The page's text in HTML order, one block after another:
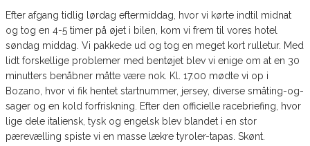
Efter afgang tidlig lørdag eftermiddag, hvor vi kørte indtil midnat
og tog en 4-5 timer på øjet i bilen, kom vi frem til vores hotel
søndag middag. Vi pakkede ud og tog en meget kort rulletur. Med
lidt forskellige problemer med bentøjet blev vi enige om at en 30
minutters benåbner måtte være nok. Kl. 17.00 mødte vi op i
Bozano, hvor vi fik hentet startnummer, jersey, diverse småting-og-
sager og en kold forfriskning. Efter den officielle racebriefing, hvor
lige dele italiensk, tysk og engelsk blev blandet i en stor
pærevælling spiste vi en masse lækre tyroler-tapas. Skønt.